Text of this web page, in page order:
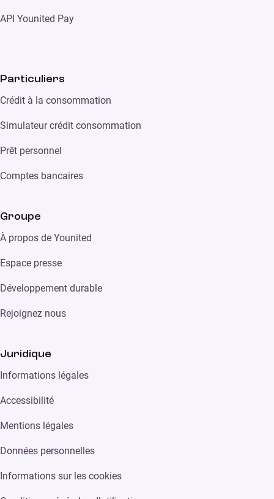
API Younited Pay
Particuliers
Crédit à la consommation
Simulateur crédit consommation
Prêt personnel
Comptes bancaires
Groupe
À propos de Younited
Espace presse
Développement durable
Rejoignez nous
Juridique
Informations légales
Accessibilité
Mentions légales
Données personnelles
Informations sur les cookies